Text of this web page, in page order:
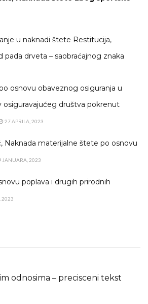
u naknadi štete Restitucija,
pada drveta – saobraćajnog znaka
osnovu obaveznog osiguranja u
osiguravajućeg društva pokrenut
27 APRILA, 2023
Naknada materijalne štete po osnovu
JANUARA, 2023
poplava i drugih prirodnih
2023
odnosima – precisceni tekst